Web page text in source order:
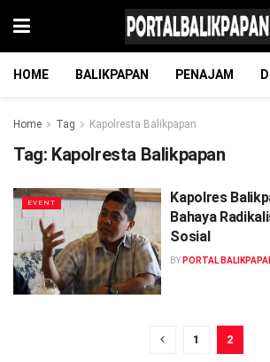
HOME BALIKPAPAN PENAJAM
Home Tag Kapolresta Balikpapan
Tag: Kapolresta Balikpapan
EVENT
Kapolres
Bahaya
Sosial
BY PORTAL
1 2